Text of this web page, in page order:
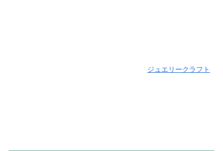
ジュエリークラフト